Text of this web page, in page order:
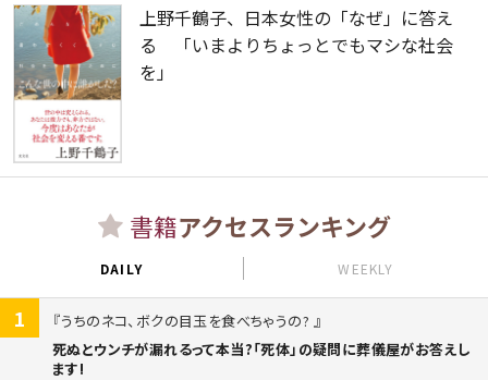
上野千鶴子、日本女性の「なぜ」に答え
る 「いまよりちょっとでもマシな社会
を」
書籍アクセスランキング
DAILY WEEKLY
1
うちのネコ、ボクの目玉を食べちゃうの?
死ぬとウンチが漏れるって本当?「死体」の疑問に葬儀屋がお答えし
ます!